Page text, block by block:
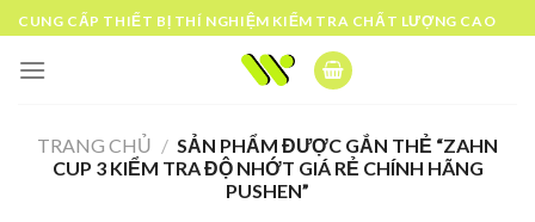
Skip
to
content
CUNG CẤP THIẾT BỊ THÍ NGHIỆM KIỂM TRA CHẤT LƯỢNG CAO
TRANG CHỦ / SẢN PHẨM ĐƯỢC GẮN THẺ “ZAHN
CUP 3 KIỂM TRA ĐỘ NHỚT GIÁ RẺ CHÍNH HÃNG
PUSHEN”